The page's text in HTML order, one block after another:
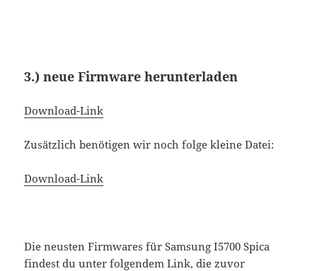
3.) neue Firmware herunterladen
Download-Link
Zusätzlich benötigen wir noch folge kleine Datei:
Download-Link
Die neusten Firmwares für Samsung I5700 Spica
findest du unter folgendem Link, die zuvor